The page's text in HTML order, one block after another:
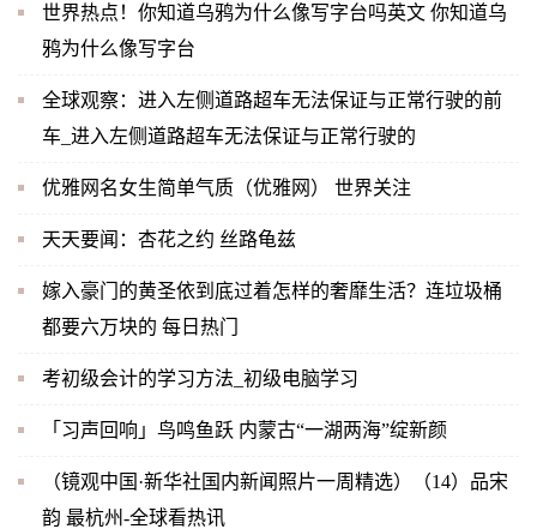
世界热点！你知道乌鸦为什么像写字台吗英文 你知道乌
鸦为什么像写字台
全球观察：进入左侧道路超车无法保证与正常行驶的前
车_进入左侧道路超车无法保证与正常行驶的
优雅网名女生简单气质（优雅网） 世界关注
天天要闻：杏花之约 丝路龟兹
嫁入豪门的黄圣依到底过着怎样的奢靡生活？连垃圾桶
都要六万块的 每日热门
考初级会计的学习方法_初级电脑学习
「习声回响」鸟鸣鱼跃 内蒙古“一湖两海”绽新颜
（镜观中国·新华社国内新闻照片一周精选）（14）品宋
韵 最杭州-全球看热讯